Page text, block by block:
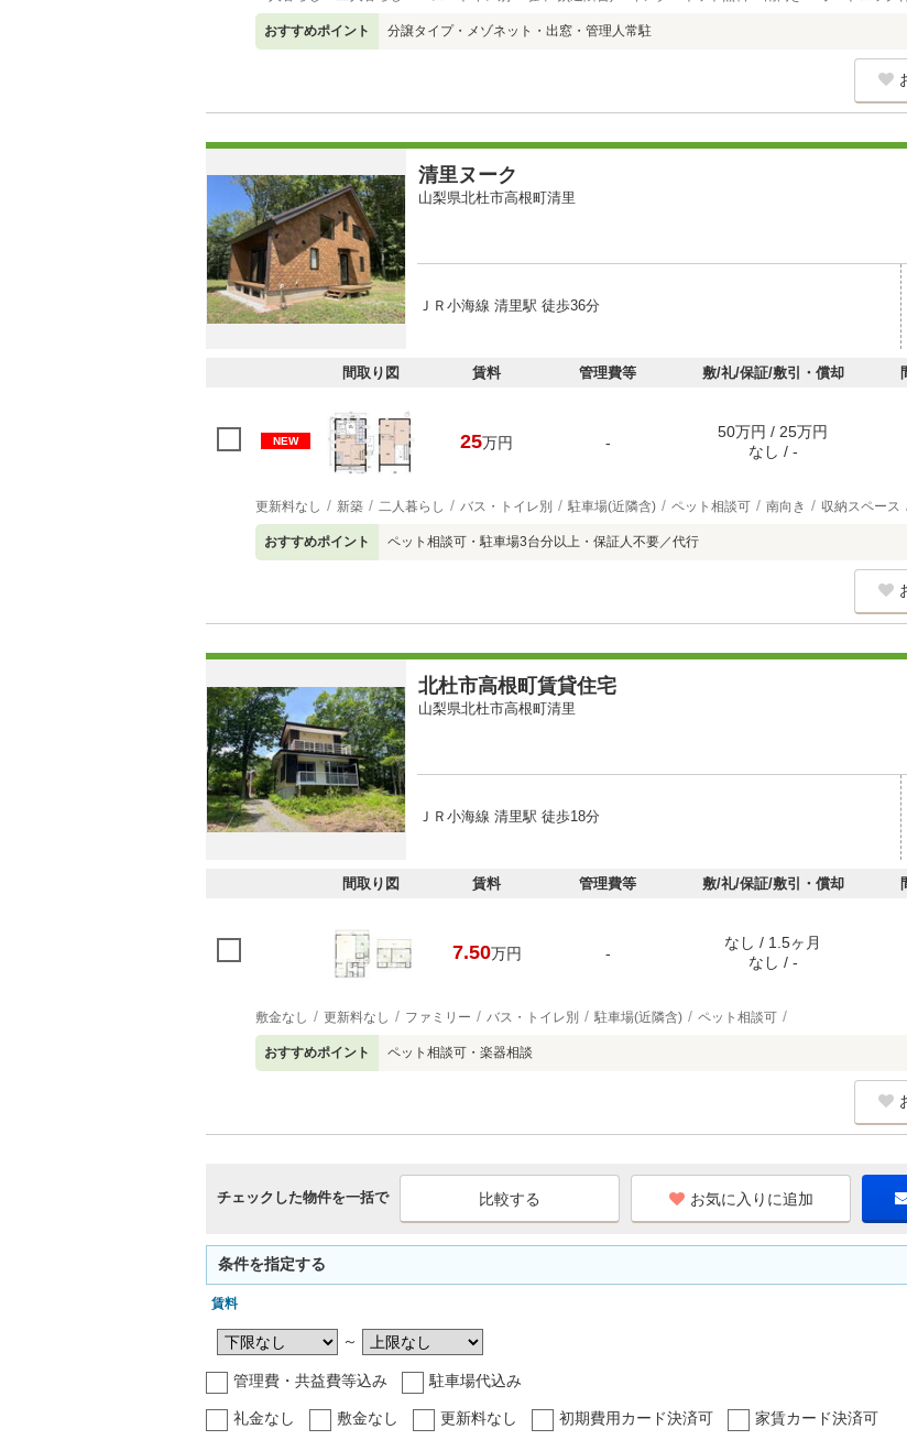
おすすめポイント 分譲タイプ・メゾネット・出窓・管理人常駐
清里ヌーク
山梨県北杜市高根町清里
ＪＲ小海線 清里駅 徒歩36分
間取り図 賃料 管理費等 敷/礼/保証/敷引・償却
NEW 25万円 -
50万円 / 25万円
なし / -
更新料なし 新築 二人暮らし バス・トイレ別 駐車場(近隣含) ペット相談可 南向き 収納スペース
おすすめポイント ペット相談可・駐車場3台分以上・保証人不要／代行
北杜市高根町賃貸住宅
山梨県北杜市高根町清里
ＪＲ小海線 清里駅 徒歩18分
間取り図 賃料 管理費等 敷/礼/保証/敷引・償却
7.50万円 -
なし / 1.5ヶ月
なし / -
敷金なし 更新料なし ファミリー バス・トイレ別 駐車場(近隣含) ペット相談可
おすすめポイント ペット相談可・楽器相談
チェックした物件を一括で お気に入りに追加
条件を指定する
賃料
～
管理費・共益費等込み 駐車場代込み
礼金なし 敷金なし 更新料なし 初期費用カード決済可 家賃カード決済可